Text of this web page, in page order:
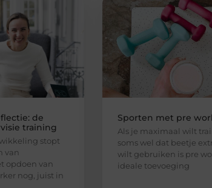
de
training
stopt
van
opdoen van
nog, juist in
Sporten met pre
Als je maximaal wilt
soms wel dat beetje
wilt gebruiken is pre
ideale toevoeging